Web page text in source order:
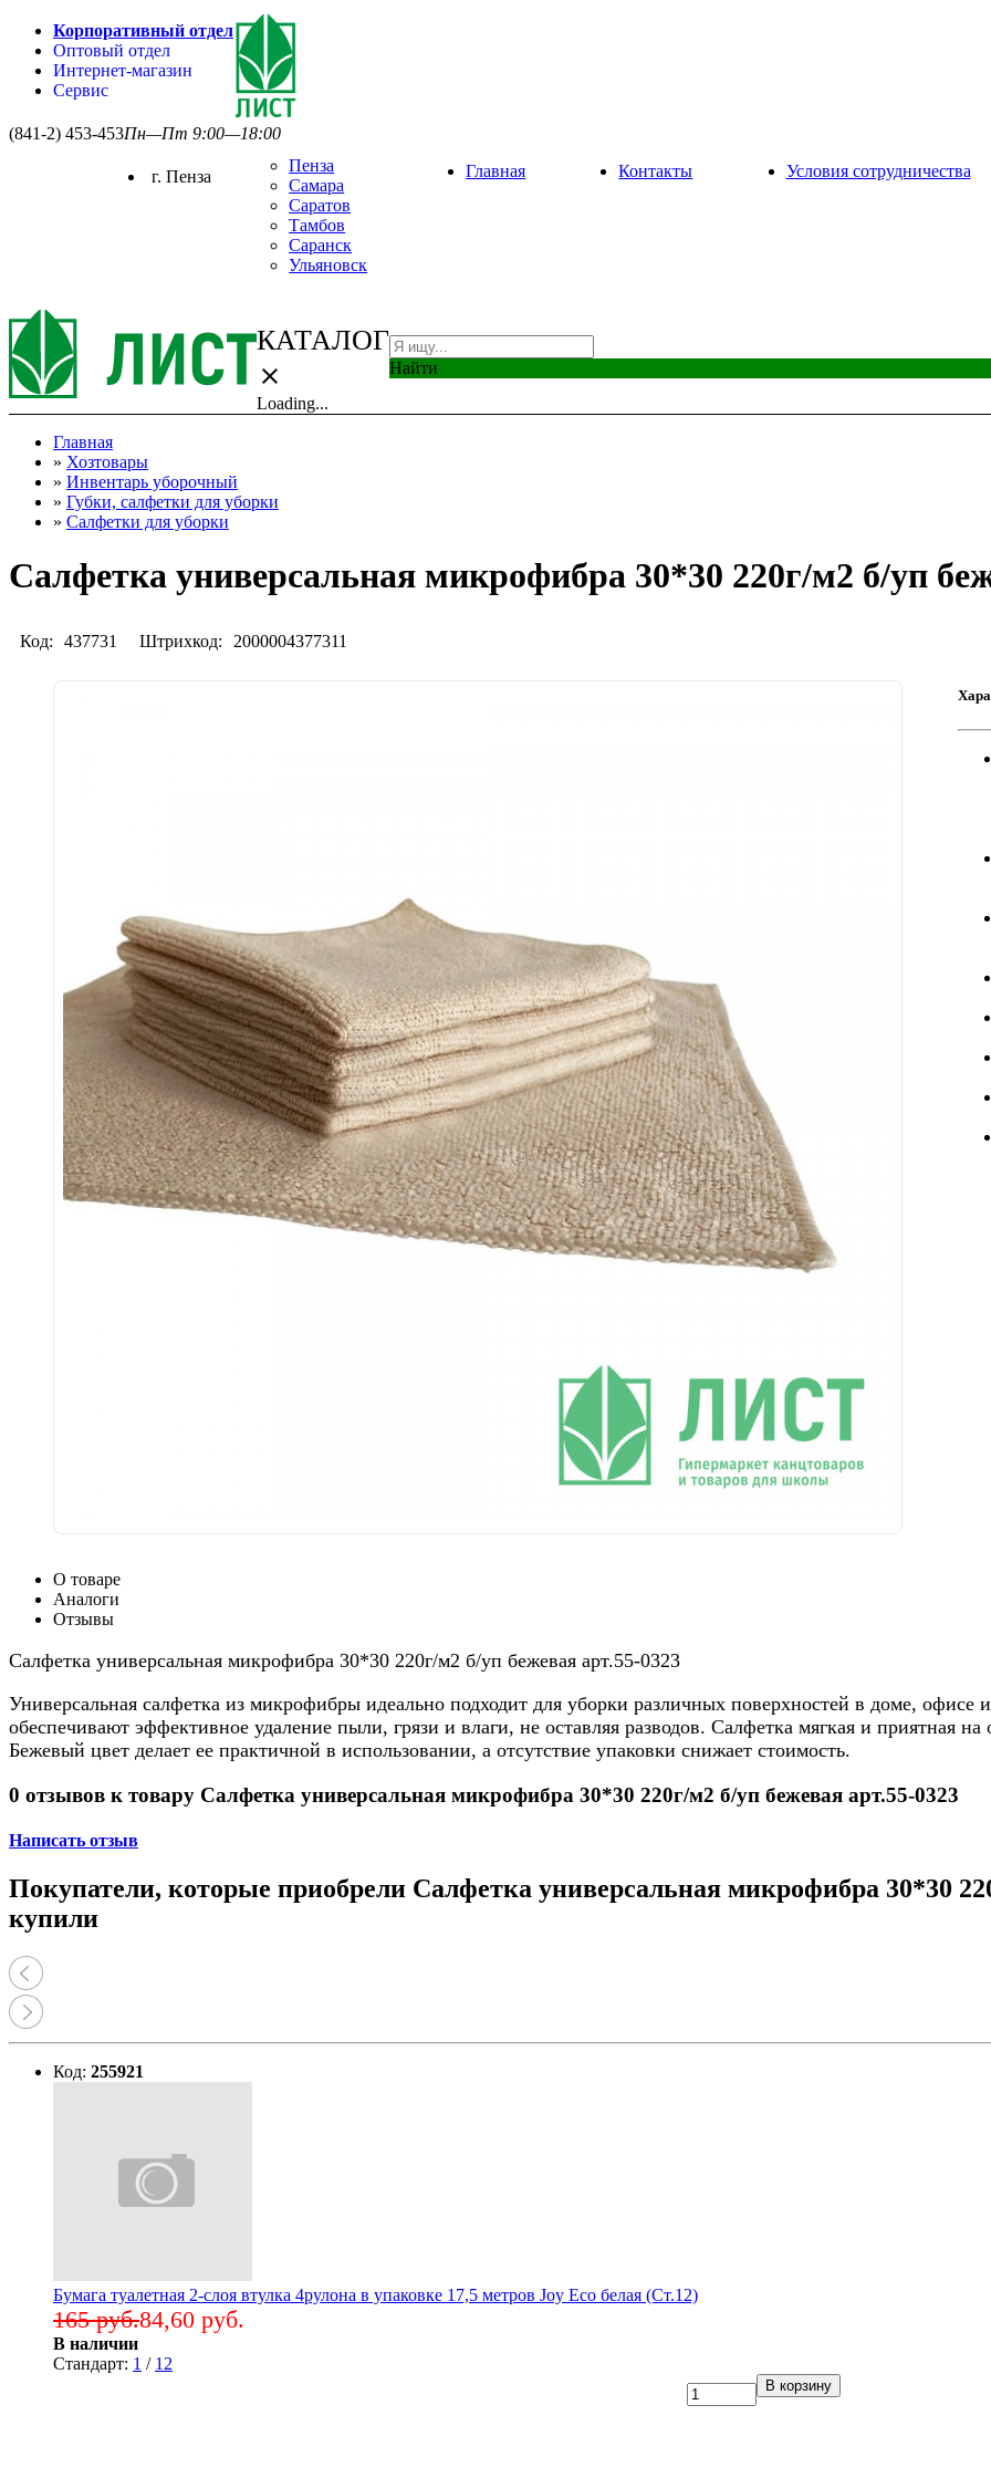
Корпоративный отдел
Оптовый отдел
Интернет-магазин
Сервис
(841-2) 453-453Пн—Пт 9:00—18:00
г. Пенза
Пенза
Самара
Саратов
Тамбов
Саранск
Ульяновск
Главная Контакты Условия сотрудничества
КАТАЛОГ
close
Loading...
Найти
Главная
» Хозтовары
» Инвентарь уборочный
» Губки, салфетки для уборки
» Салфетки для уборки
Салфетка универсальная микрофибра 30*30 220г/м2 б/уп
Код: 437731 Штрихкод: 2000004377311
О товаре
Аналоги
Отзывы
Салфетка универсальная микрофибра 30*30 220г/м2 б/уп бежевая арт.55-0323
Универсальная салфетка из микрофибры идеально подходит для уборки различных поверхностей в доме, офисе
обеспечивают эффективное удаление пыли, грязи и влаги, не оставляя разводов. Салфетка мягкая и приятная
Бежевый цвет делает ее практичной в использовании, а отсутствие упаковки снижает стоимость.
0 отзывов к товару Салфетка универсальная микрофибра 30*30 220г/м2 б/уп бежевая арт.55-0323
Написать отзыв
Покупатели, которые приобрели Салфетка универсальная микрофибра 30*30
купили
Код: 255921
Бумага туалетная 2-слоя втулка 4рулона в упаковке 17,5 метров Joy Eco белая (Ст.12)
84,60 руб.
165 руб.
В наличии
Стандарт: 1 / 12
В корзину